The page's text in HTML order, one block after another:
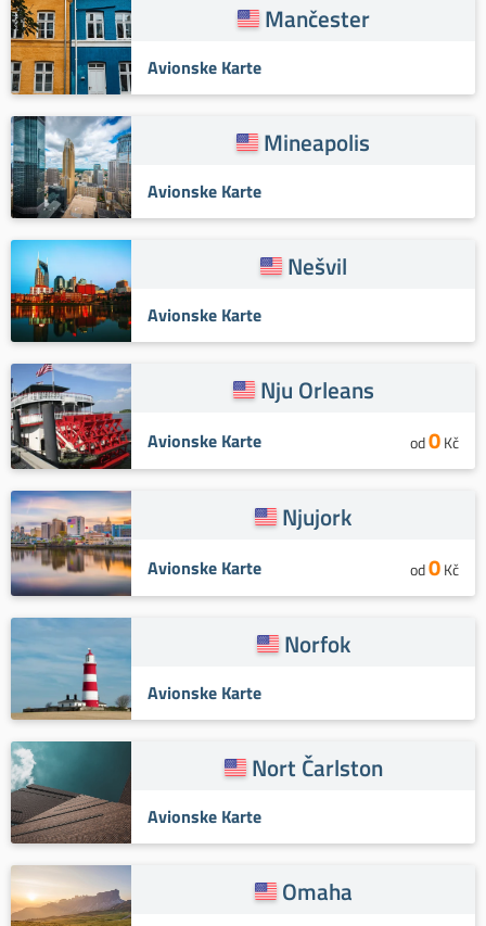
Mančester
Avionske Karte
Mineapolis
Avionske Karte
Nešvil
Avionske Karte
Nju Orleans
Avionske Karte od0Kč
Njujork
Avionske Karte od0Kč
Norfok
Avionske Karte
Nort Čarlston
Avionske Karte
Omaha